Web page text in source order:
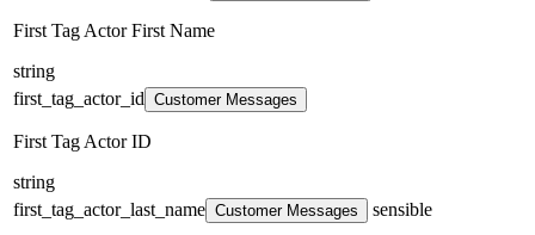
First Tag Actor First Name
string
first_tag_actor_id Customer Messages
First Tag Actor ID
string
first_tag_actor_last_name Customer Messages sensible